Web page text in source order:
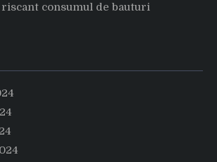
riscant consumul de bauturi